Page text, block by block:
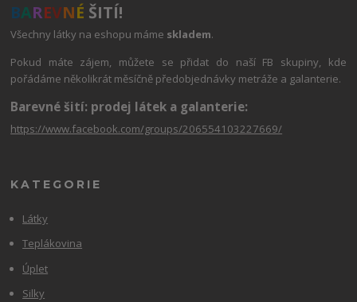
BAREVNÉ ŠITÍ!
Všechny látky na eshopu máme skladem.
Pokud máte zájem, můžete se přidat do naší FB skupiny, kde
pořádáme několikrát měsíčně předobjednávky metráže a galanterie.
Barevné šití: prodej látek a galanterie:
https://www.facebook.com/groups/206554103227669/
KATEGORIE
Látky
Teplákovina
Úplet
Silky